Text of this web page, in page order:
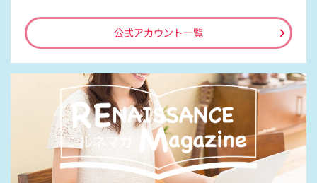
公式アカウント一覧